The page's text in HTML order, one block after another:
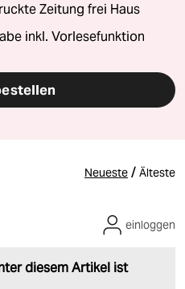
Zeitung frei Haus
inkl. Vorlesefunktion
Neueste / Älteste
diesem Artikel ist
einloggen